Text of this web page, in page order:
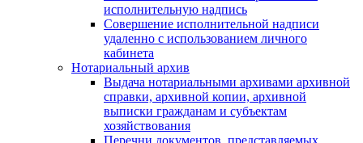
исполнительную надпись
Совершение исполнительной надписи
удаленно с использованием личного
кабинета
Нотариальный архив
Выдача нотариальными архивами архивной
справки, архивной копии, архивной
выписки гражданам и субъектам
хозяйствования